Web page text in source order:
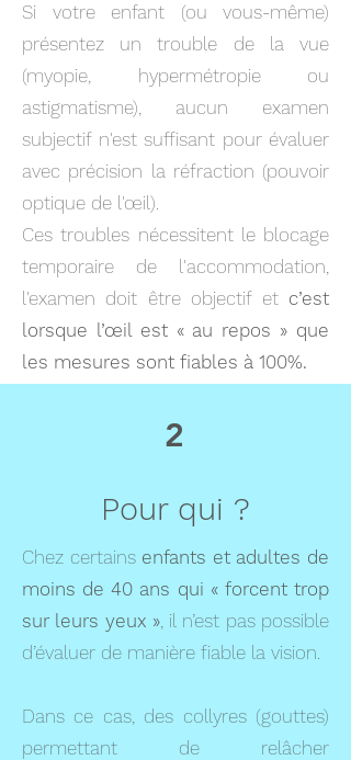
Si votre enfant (ou vous-même)
présentez un trouble de la vue
(myopie, hypermétropie ou
astigmatisme), aucun examen
subjectif n'est suffisant pour évaluer
avec précision la réfraction (pouvoir
optique de l'œil).
Ces troubles nécessitent le blocage
temporaire de l'accommodation,
l'examen doit être objectif et c’est
lorsque l’œil est « au repos » que
les mesures sont fiables à 100%.
2
Pour qui ?
Chez certains enfants et adultes de
moins de 40 ans qui « forcent trop
sur leurs yeux », il n’est pas possible
d’évaluer de manière fiable la vision.
Dans ce cas, des collyres (gouttes)
permettant de relâcher